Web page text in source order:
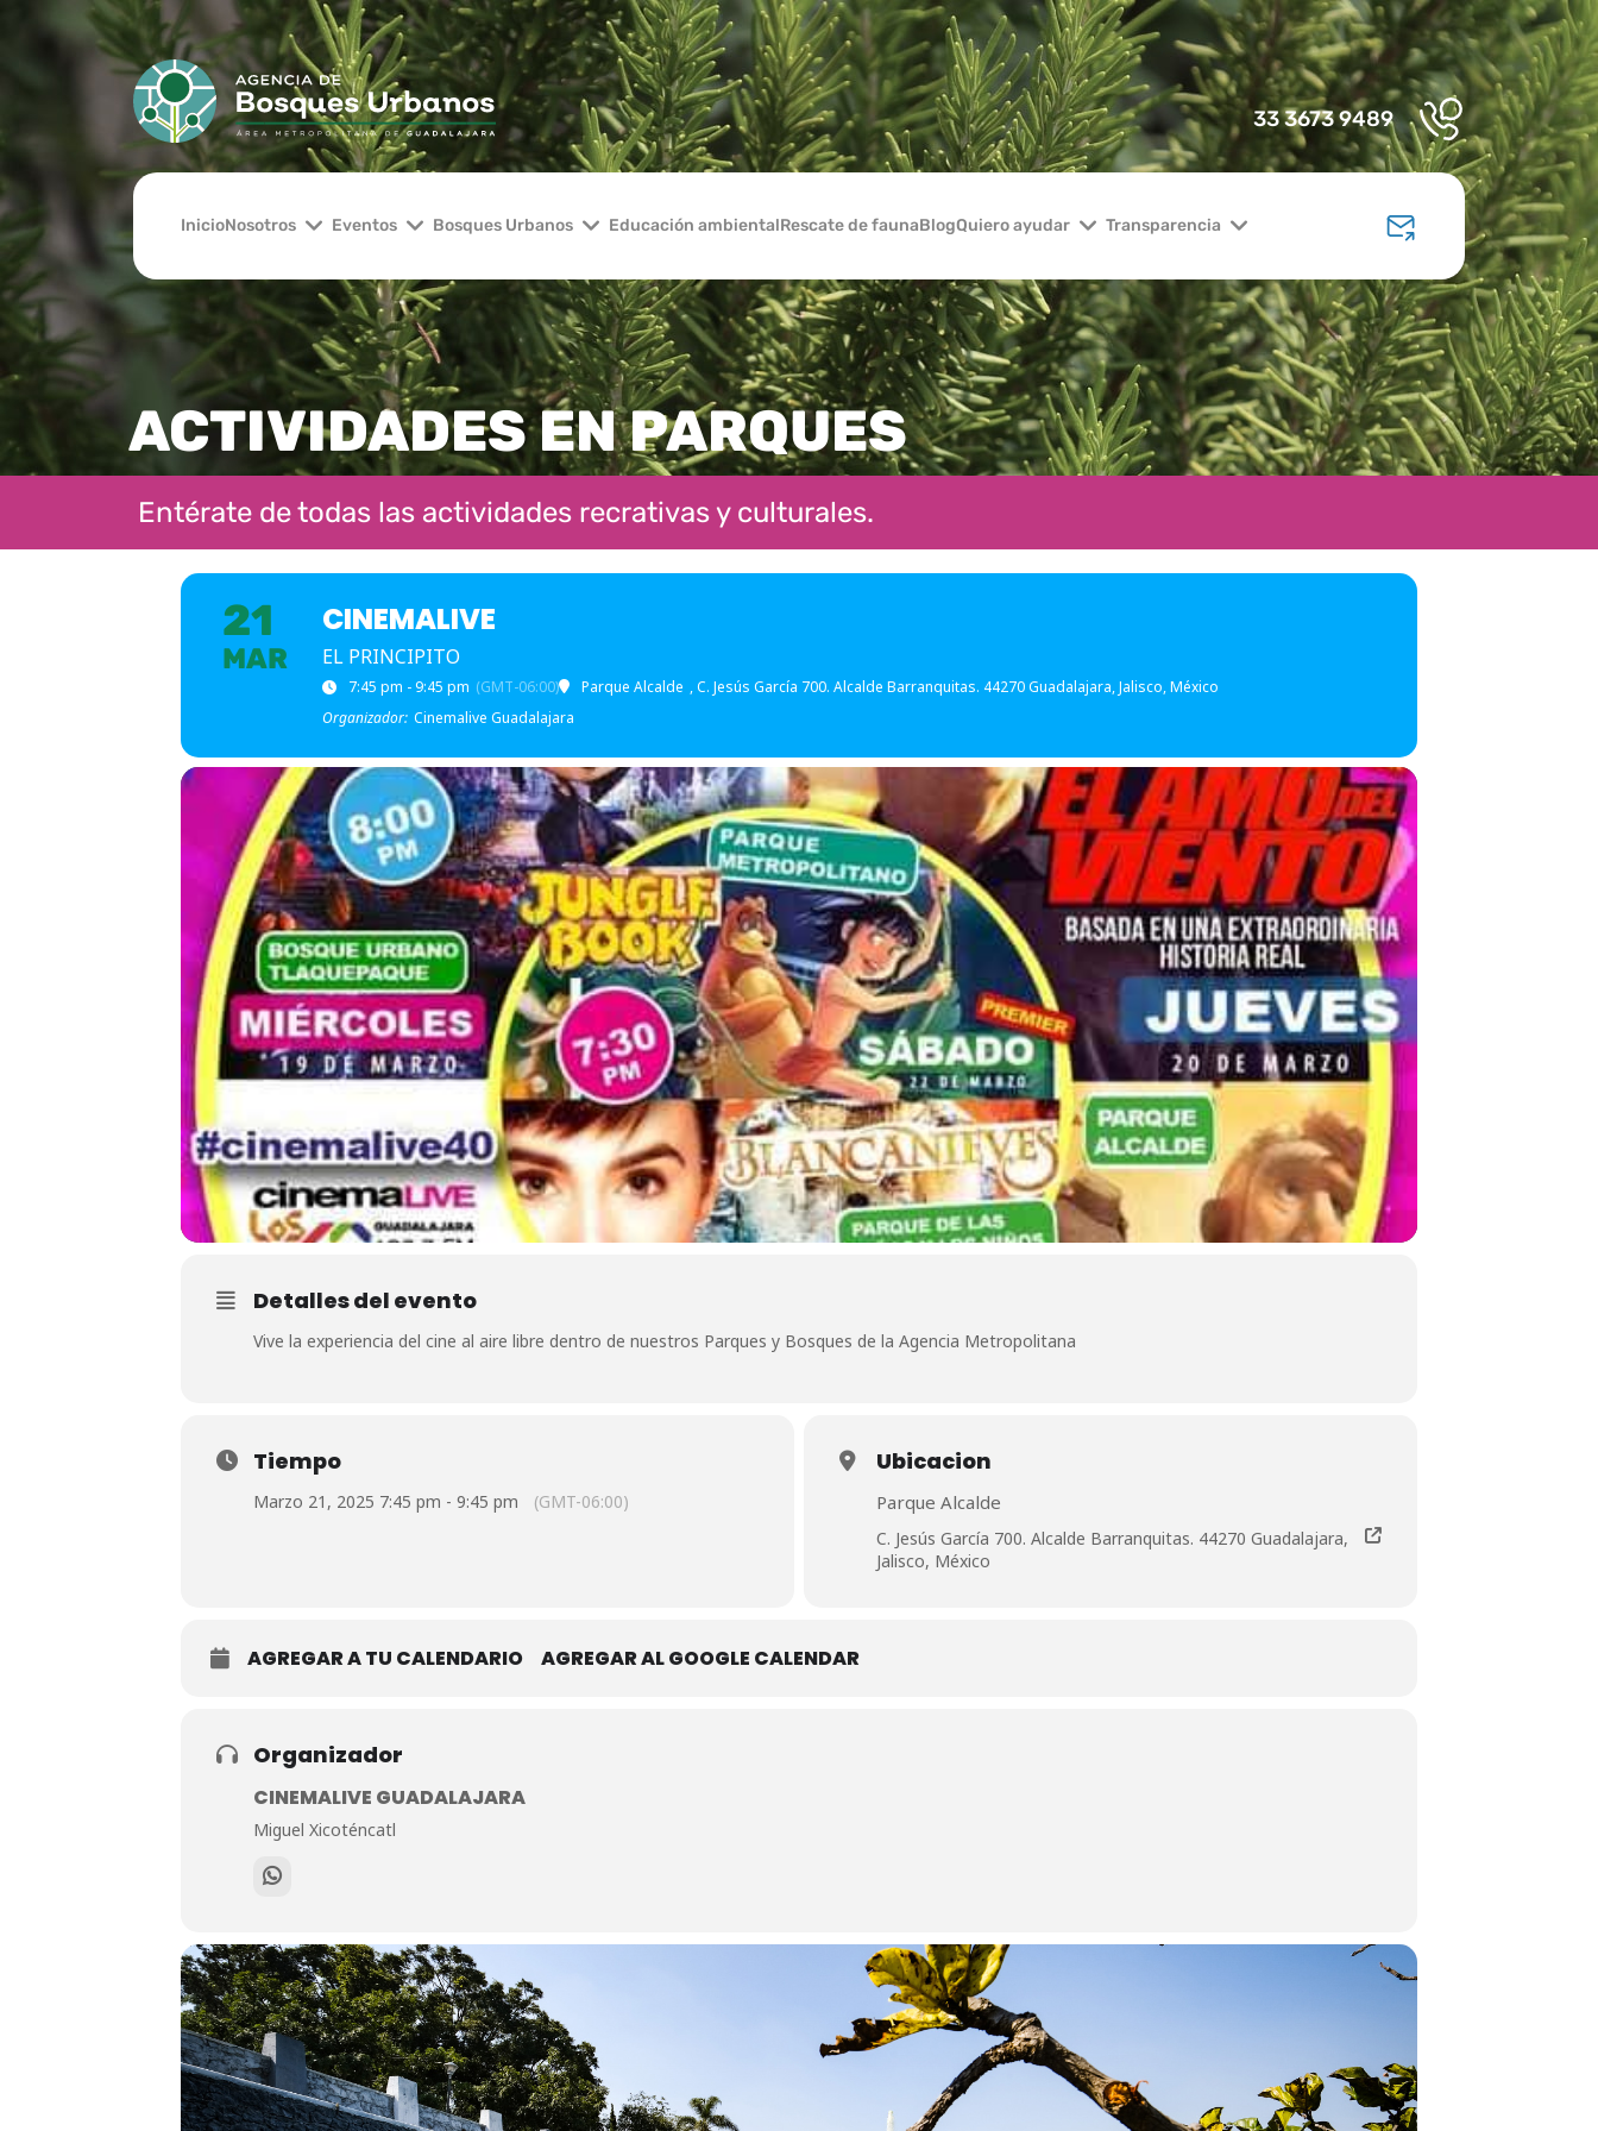
33 3673 9489
InicioNosotros Eventos Bosques Urbanos Educación ambientalRescate de faunaBlogQuiero ayudar Transparencia
ACTIVIDADES EN PARQUES
Entérate de todas las actividades recrativas y culturales.
21
MAR
CINEMALIVE
EL PRINCIPITO
7:45 pm - 9:45 pm (GMT-06:00) Parque Alcalde , C. Jesús García 700. Alcalde Barranquitas. 44270 Guadalajara, Jalisco, México
Organizador: Cinemalive Guadalajara
Detalles del evento
Vive la experiencia del cine al aire libre dentro de nuestros Parques y Bosques de la Agencia Metropolitana
Tiempo
Marzo 21, 2025 7:45 pm - 9:45 pm (GMT-06:00)
Ubicacion
Parque Alcalde
C. Jesús García 700. Alcalde Barranquitas. 44270 Guadalajara,
Jalisco, México
AGREGAR A TU CALENDARIO AGREGAR AL GOOGLE CALENDAR
Organizador
CINEMALIVE GUADALAJARA
Miguel Xicoténcatl